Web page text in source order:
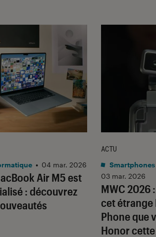
Air M5 est
: découvrez
• 04 mar. 2026
MWC 2026
cet étrange
Phone que
Honor
ACTU
03 mar. 2026